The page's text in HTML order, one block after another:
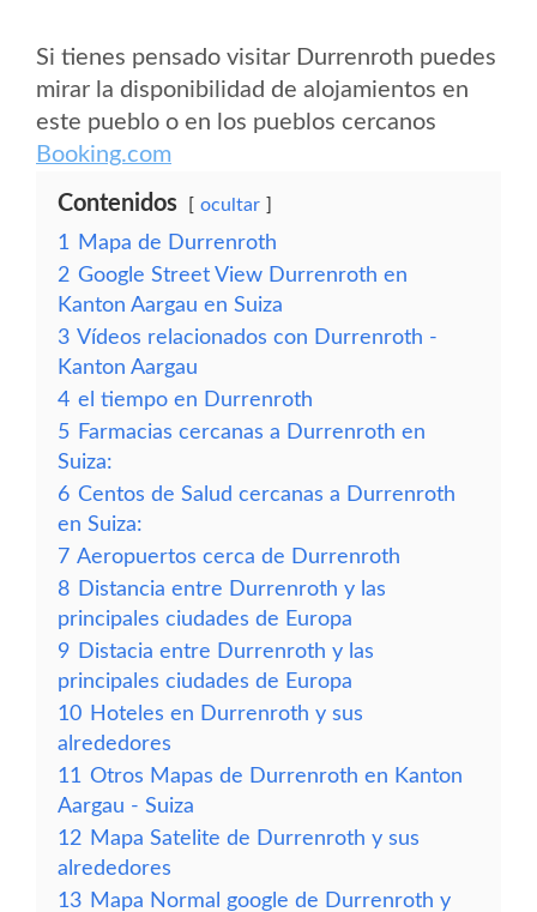
Si tienes pensado visitar Durrenroth puedes
mirar la disponibilidad de alojamientos en
este pueblo o en los pueblos cercanos
Booking.com
Contenidos ocultar
1
Mapa de Durrenroth
2 Google Street View Durrenroth en
Kanton Aargau en Suiza
3 Vídeos relacionados con Durrenroth -
Kanton Aargau
4 el tiempo en Durrenroth
5 Farmacias cercanas a Durrenroth en
Suiza:
6 Centos de Salud cercanas a Durrenroth
en Suiza:
7 Aeropuertos cerca de Durrenroth
8 Distancia entre Durrenroth y las
principales ciudades de Europa
9 Distacia entre Durrenroth y las
principales ciudades de Europa
10 Hoteles en Durrenroth y sus
alrededores
11 Otros Mapas de Durrenroth en Kanton
Aargau - Suiza
12 Mapa Satelite de Durrenroth y sus
alrededores
13 Mapa Normal google de Durrenroth y